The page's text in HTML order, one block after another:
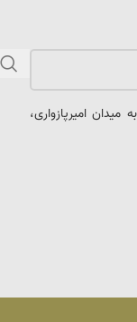
میدان امیرپازواری،